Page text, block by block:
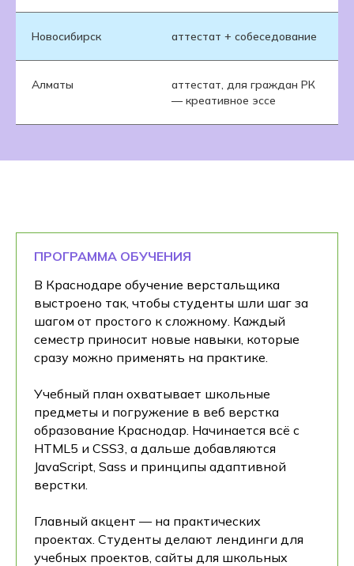
Новосибирск аттестат + собеседование
Алматы
аттестат, для граждан РК
— креативное эссе
ПРОГРАММА ОБУЧЕНИЯ
В Краснодаре обучение верстальщика
выстроено так, чтобы студенты шли шаг за
шагом от простого к сложному. Каждый
семестр приносит новые навыки, которые
сразу можно применять на практике.
Учебный план охватывает школьные
предметы и погружение в веб верстка
образование Краснодар. Начинается всё с
HTML5 и CSS3, а дальше добавляются
JavaScript, Sass и принципы адаптивной
верстки.
Главный акцент — на практических
проектах. Студенты делают лендинги для
учебных проектов, сайты для школьных